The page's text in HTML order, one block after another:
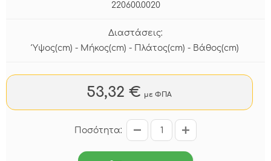
220600.0020
Διαστάσεις:
Ύψος(cm) - Μήκος(cm) - Πλάτος(cm) - Βάθος(cm)
53,32 € με ΦΠΑ
Ποσότητα: